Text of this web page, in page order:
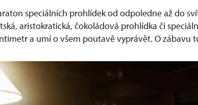
speciálních prohlídek od odpoledne až do
aristokratická, čokoládová prohlídka či
a umí o všem poutavě vyprávět. O zábavu